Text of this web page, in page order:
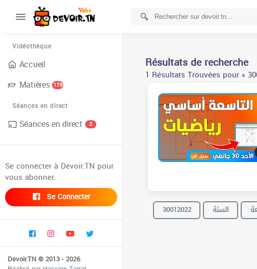
Vidéothèque
Accueil
Matières 179
Séances en direct
Séances en direct 2
Se connecter à Devoir.TN pour
vous abonner.
Se Connecter
Devoir.TN © 2013 - 2026.
Résultats de recherche
1 Résultats Trouvées pour «
30012022 السنة